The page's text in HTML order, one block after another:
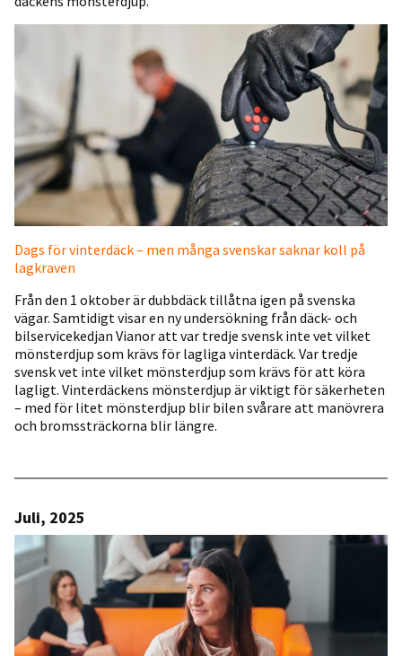
Dags för vinterdäck – men många svenskar saknar koll på
lagkraven
Från den 1 oktober är dubbdäck tillåtna igen på svenska
vägar. Samtidigt visar en ny undersökning från däck- och
bilservicekedjan Vianor att var tredje svensk inte vet vilket
mönsterdjup som krävs för lagliga vinterdäck. Var tredje
svensk vet inte vilket mönsterdjup som krävs för att köra
lagligt. Vinterdäckens mönsterdjup är viktigt för säkerheten
– med för litet mönsterdjup blir bilen svårare att manövrera
och bromssträckorna blir längre.
Juli, 2025